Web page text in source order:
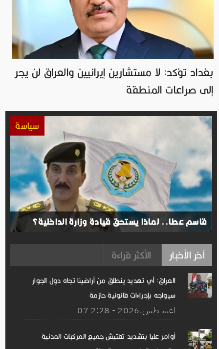
بغداد تؤكد: لا مستشارين إيرانيين والعراق لن يجر
إلى صراعات المنطقة
سياسة
قاسم عطا.. لماذا يستحق قيادة وزارة الداخلية؟
آخر الأخبار الأكثر قراءة
العراق: أي تهديد ينطلق من أراضينا تجاه دول الجوار
سيواجه بإجراءات قانونية حازمة
07 اغســطس.2026 - 2:28
أوامر عليا بتشديد تفتيش جميع المركبات المدنية